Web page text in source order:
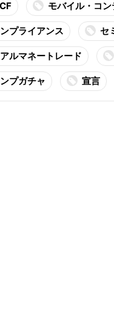
モバイル・コ
プライアンス セ
ルマネートレード
プガチャ 宣言